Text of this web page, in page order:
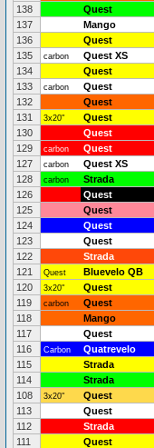
138
Quest
137
Mango
136
Quest
135
carbon Quest XS
134
Quest
133
carbon Quest
132
Quest
131
3x20" Quest
130
Quest
129
carbon Quest
127
carbon Quest XS
128
carbon Strada
126
Quest
125
Quest
124
Quest
123
Quest
122
Strada
121
Quest Bluevelo QB
120
3x20" Quest
119
carbon Quest
118
Mango
117
Quest
116
Carbon Quatrevelo
115
Strada
114
Strada
108
3x20" Quest
113
Quest
112
Strada
111
Quest